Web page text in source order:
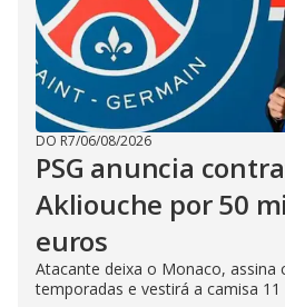
DO R7/06/08/2026
PSG anuncia
Akliouche por 50
euros
Atacante deixa o Monaco, assina
temporadas e vestirá a camisa 11